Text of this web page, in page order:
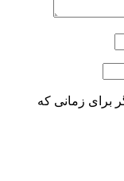
برای زمانی که